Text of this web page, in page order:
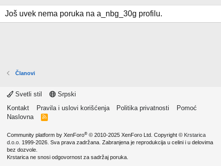
Još uvek nema poruka na a_nbg_30g profilu.
Članovi
Svetli stil
Srpski
Kontakt
Pravila i uslovi korišćenja Politika privatnosti
Pomoć
Naslovna
R
Community platform by XenForo® © 2010-2025 XenForo Ltd. Copyright © Krstarica
d.o.o. 1999-2026. Sva prava zadržana. Zabranjena je reprodukcija u celini i u delovima
bez dozvole.
Krstarica ne snosi odgovornost za sadržaj poruka.